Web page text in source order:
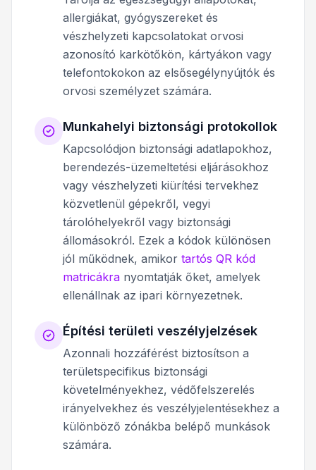
allergiákat, gyógyszereket és
vészhelyzeti kapcsolatokat orvosi
azonosító karkötőkön, kártyákon vagy
telefontokokon az elsősegélynyújtók és
orvosi személyzet számára.
Munkahelyi biztonsági protokollok
Kapcsolódjon biztonsági adatlapokhoz,
berendezés-üzemeltetési eljárásokhoz
vagy vészhelyzeti kiürítési tervekhez
közvetlenül gépekről, vegyi
tárolóhelyekről vagy biztonsági
állomásokról. Ezek a kódok különösen
jól működnek, amikor tartós QR kód
matricákra nyomtatják őket, amelyek
ellenállnak az ipari környezetnek.
Építési területi veszélyjelzések
Azonnali hozzáférést biztosítson a
területspecifikus biztonsági
követelményekhez, védőfelszerelés
irányelvekhez és veszélyjelentésekhez a
különböző zónákba belépő munkások
számára.